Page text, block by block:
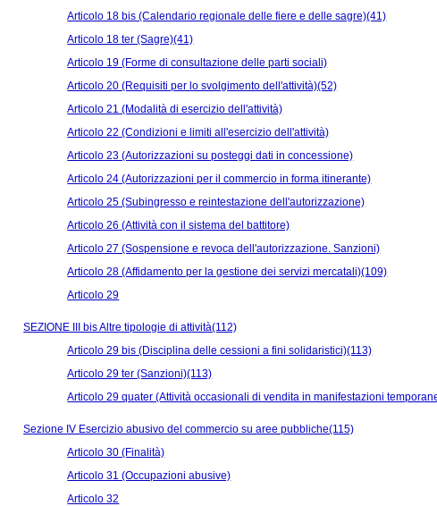
Articolo 18 bis (Calendario regionale delle fiere e delle sagre)(41)
Articolo 18 ter (Sagre)(41)
Articolo 19 (Forme di consultazione delle parti sociali)
Articolo 20 (Requisiti per lo svolgimento dell'attività)(52)
Articolo 21 (Modalità di esercizio dell'attività)
Articolo 22 (Condizioni e limiti all'esercizio dell'attività)
Articolo 23 (Autorizzazioni su posteggi dati in concessione)
Articolo 24 (Autorizzazioni per il commercio in forma itinerante)
Articolo 25 (Subingresso e reintestazione dell'autorizzazione)
Articolo 26 (Attività con il sistema del battitore)
Articolo 27 (Sospensione e revoca dell'autorizzazione. Sanzioni)
Articolo 28 (Affidamento per la gestione dei servizi mercatali)(109)
Articolo 29
SEZIONE III bis Altre tipologie di attività(112)
Articolo 29 bis (Disciplina delle cessioni a fini solidaristici)(113)
Articolo 29 ter (Sanzioni)(113)
Articolo 29 quater (Attività occasionali di vendita in manifestazioni
Sezione IV Esercizio abusivo del commercio su aree pubbliche(115)
Articolo 30 (Finalità)
Articolo 31 (Occupazioni abusive)
Articolo 32